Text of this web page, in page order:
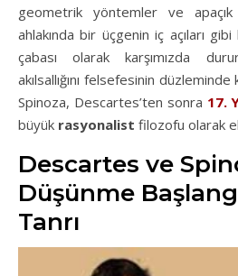
geometrik yöntemler ve
ahlakında bir üçgenin iç açıları
çabası olarak karşımızda
akılsallığını felsefesinin
Spinoza, Descartes’ten sonra 17.
büyük rasyonalist filozofu olarak
Descartes ve
Düşünme
Tanrı